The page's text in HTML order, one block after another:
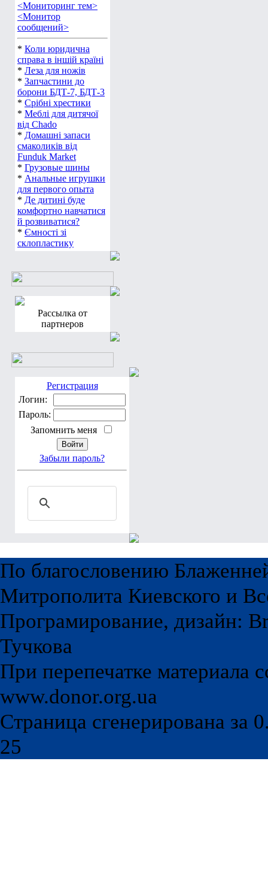
<Мониторинг тем>
<Монитор
сообщений>
* Коли юридична
справа в іншій країні
* Леза для ножів
* Запчастини до
борони БДТ-7, БДТ-3
* Срібні хрестики
* Меблі для дитячої
від Chado
* Домашні запаси
смаколиків від
Funduk Market
* Грузовые шины
* Анальные игрушки
для первого опыта
* Де дитині буде
комфортно навчатися
й розвиватися?
* Ємності зі
склопластику
Рассылка от
партнеров
Регистрация
Логин:
Пароль:
Запомнить меня
Забыли пароль?
По благословению
Митрополита Киевского и
Програмирование, дизайн:
Тучкова
При перепечатке материала
www.donor.org.ua
Страница сгенерирована за
25